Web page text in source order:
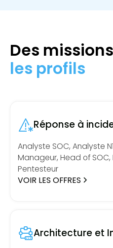
Des
les profils
Réponse à
Analyste SOC, Analyste
Manageur, Head of SOC,
Pentesteur
VOIR LES OFFRES
Architecture et